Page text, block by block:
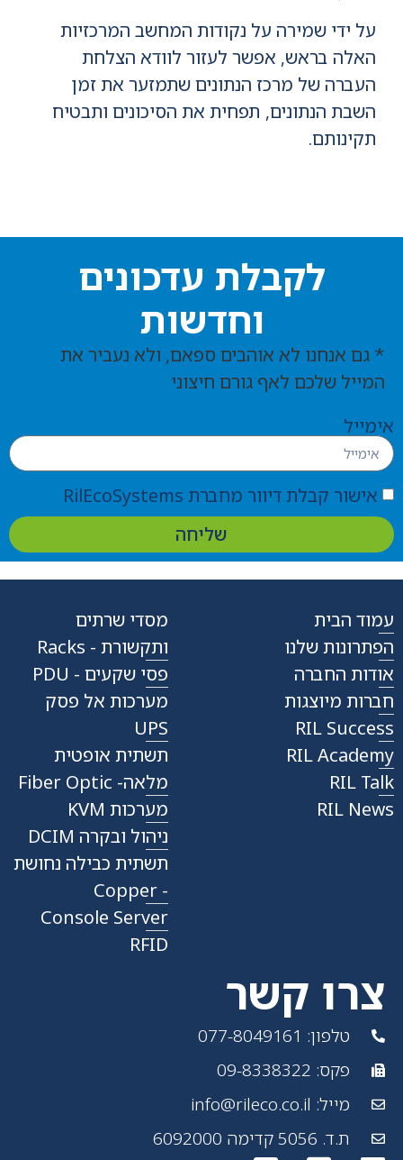
על ידי שמירה על נקודות המחשב המרכזיות
האלה בראש, אפשר לעזור לוודא הצלחת
העברה של מרכז הנתונים שתמזער את זמן
השבת הנתונים, תפחית את הסיכונים ותבטיח
תקינותם.
לקבלת עדכונים
וחדשות
* גם אנחנו לא אוהבים ספאם, ולא נעביר את
המייל שלכם לאף גורם חיצוני
אימייל
אישור קבלת דיוור מחברת RilEcoSystems
שליחה
עמוד הבית
הפתרונות שלנו
אודות החברה
חברות מיוצגות
RIL Success
RIL Academy
RIL Talk
RIL News
מסדי שרתים
ותקשורת - Racks
פסי שקעים - PDU
מערכות אל פסק
UPS
תשתית אופטית
מלאה- Fiber Optic
מערכות KVM
ניהול ובקרה DCIM
תשתית כבילה נחושת
- Copper
Console Server
RFID
צרו קשר
טלפון: 077-8049161
פקס: 09-8338322
מייל: info@rileco.co.il
ת.ד. 5056 קדימה 6092000